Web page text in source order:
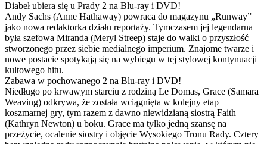
Diabeł ubiera się u Prady 2 na Blu-ray i DVD!
Andy Sachs (Anne Hathaway) powraca do magazynu „Runway”
jako nowa redaktorka działu reportaży. Tymczasem jej legendarna
była szefowa Miranda (Meryl Streep) staje do walki o przyszłość
stworzonego przez siebie medialnego imperium. Znajome twarze i
nowe postacie spotykają się na wybiegu w tej stylowej kontynuacji
kultowego hitu.
Zabawa w pochowanego 2 na Blu-ray i DVD!
Niedługo po krwawym starciu z rodziną Le Domas, Grace (Samara
Weaving) odkrywa, że została wciągnięta w kolejny etap
koszmarnej gry, tym razem z dawno niewidzianą siostrą Faith
(Kathryn Newton) u boku. Grace ma tylko jedną szansę na
przeżycie, ocalenie siostry i objęcie Wysokiego Tronu Rady. Cztery